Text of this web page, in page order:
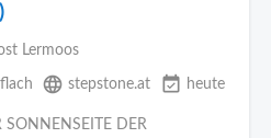
Lermoos
language stepstone.at event_available heute
SONNENSEITE DER